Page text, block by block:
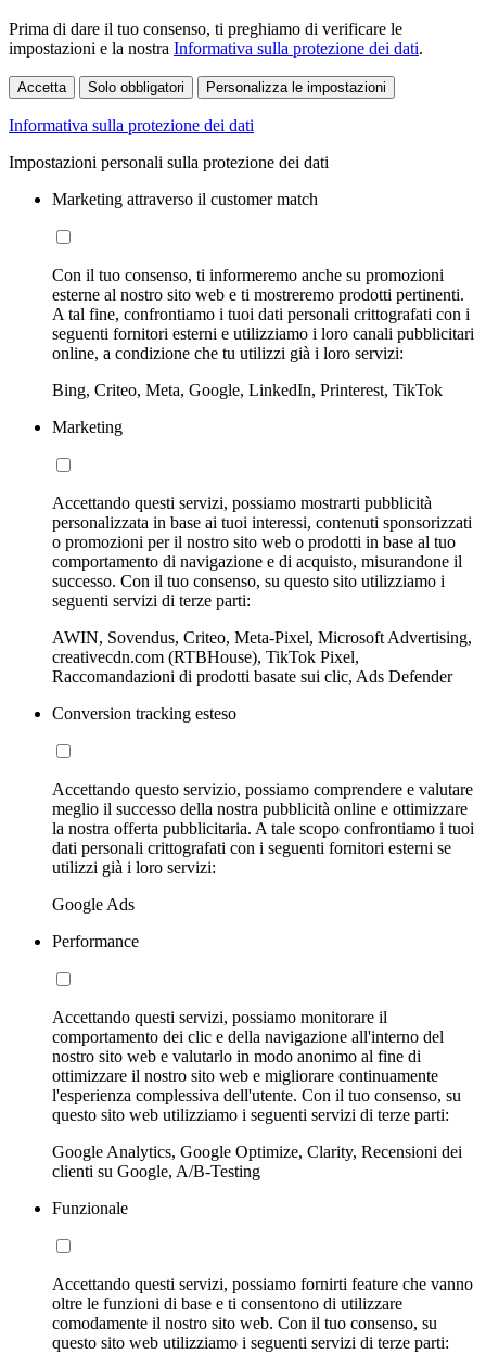
Prima di dare il tuo consenso, ti preghiamo di verificare le
impostazioni e la nostra Informativa sulla protezione dei dati.
Accetta Solo obbligatori Personalizza le impostazioni
Informativa sulla protezione dei dati
Impostazioni personali sulla protezione dei dati
Marketing attraverso il customer match
Con il tuo consenso, ti informeremo anche su promozioni
esterne al nostro sito web e ti mostreremo prodotti pertinenti.
A tal fine, confrontiamo i tuoi dati personali crittografati con i
seguenti fornitori esterni e utilizziamo i loro canali pubblicitari
online, a condizione che tu utilizzi già i loro servizi:
Bing, Criteo, Meta, Google, LinkedIn, Printerest, TikTok
Marketing
Accettando questi servizi, possiamo mostrarti pubblicità
personalizzata in base ai tuoi interessi, contenuti sponsorizzati
o promozioni per il nostro sito web o prodotti in base al tuo
comportamento di navigazione e di acquisto, misurandone il
successo. Con il tuo consenso, su questo sito utilizziamo i
seguenti servizi di terze parti:
AWIN, Sovendus, Criteo, Meta-Pixel, Microsoft Advertising,
creativecdn.com (RTBHouse), TikTok Pixel,
Raccomandazioni di prodotti basate sui clic, Ads Defender
Conversion tracking esteso
Accettando questo servizio, possiamo comprendere e valutare
meglio il successo della nostra pubblicità online e ottimizzare
la nostra offerta pubblicitaria. A tale scopo confrontiamo i tuoi
dati personali crittografati con i seguenti fornitori esterni se
utilizzi già i loro servizi:
Google Ads
Performance
Accettando questi servizi, possiamo monitorare il
comportamento dei clic e della navigazione all'interno del
nostro sito web e valutarlo in modo anonimo al fine di
ottimizzare il nostro sito web e migliorare continuamente
l'esperienza complessiva dell'utente. Con il tuo consenso, su
questo sito web utilizziamo i seguenti servizi di terze parti:
Google Analytics, Google Optimize, Clarity, Recensioni dei
clienti su Google, A/B-Testing
Funzionale
Accettando questi servizi, possiamo fornirti feature che vanno
oltre le funzioni di base e ti consentono di utilizzare
comodamente il nostro sito web. Con il tuo consenso, su
questo sito web utilizziamo i seguenti servizi di terze parti: